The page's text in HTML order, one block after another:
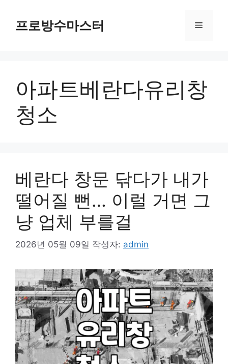
프로방수마스터 메
아파트베란다유리창
청소
베란다 창문 닦다가 내가
떨어질 뻔… 이럴 거면 그
냥 업체 부를걸
2026년 05월 09일 작성자: admin